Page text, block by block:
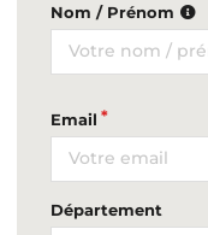
Nom / Prénom
Email
Département